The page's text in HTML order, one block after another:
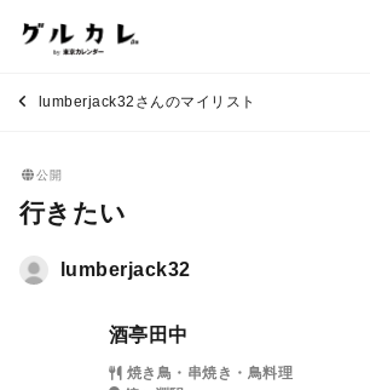
lumberjack32さんのマイリスト
公開
行きたい
lumberjack32
酒亭田中
焼き鳥・串焼き・鳥料理